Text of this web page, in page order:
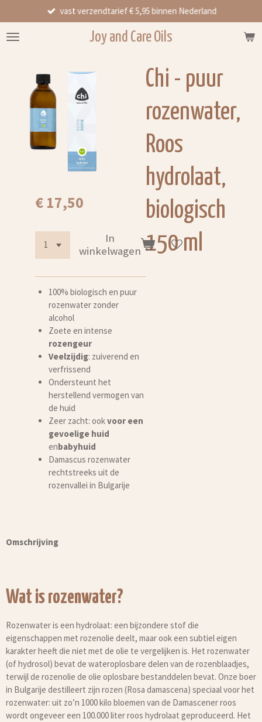
direct
naar
Joy and Care Oils
vast verzendtarief € 5,95 binnen Nederland
Chi - puur
rozenwater,
Roos
hydrolaat,
biologisch
150 ml
€ 17,50
In
winkelwagen
100% biologisch en puur
rozenwater zonder
alcohol
Zoete en intense
rozengeur
Veelzijdig: zuiverend en
verfrissend
Ondersteunt het
herstellend vermogen van
de huid
Zeer zacht: ookvoor een
gevoelige huid
enbabyhuid
Damascus rozenwater
rechtstreeks uit de
rozenvallei in Bulgarije
Omschrijving
Wat is rozenwater?
Rozenwater is een hydrolaat: een bijzondere stof die
eigenschappen met rozenolie deelt, maar ook een subtiel eigen
karakter heeft die niet met de olie te vergelijken is. Het rozenwater
(of hydrosol) bevat de wateroplosbare delen van de rozenblaadjes,
terwijl de rozenolie de olie oplosbare bestanddelen bevat. Onze boer
in Bulgarije destilleert zijn rozen (Rosa damascena) speciaal voor het
rozenwater: uit zo’n 1000 kilo bloemen van de Damascener roos
wordt ongeveer een 100.000 liter roos hydrolaat geproduceerd. Het